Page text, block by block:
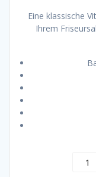
Eine klassische
Ihrem